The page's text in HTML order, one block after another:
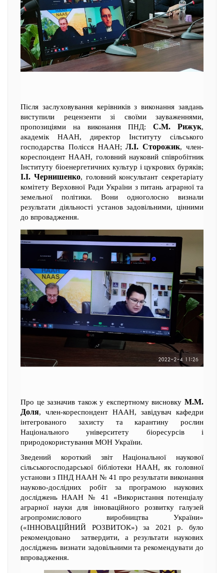
Після заслуховування керівників з виконання завдань
виступили рецензенти зі своїми зауваженнями,
пропозиціями на виконання ПНД: С.М. Рижук,
академік НААН, директор Інституту сільського
господарства Полісся НААН;Л.І. Сторожик, член-
кореспондент НААН, головний науковий співробітник
Інституту біоенергетичних культур і цукрових буряків;
І.І. Чернишенко, головний консультант секретаріату
комітету Верховної Ради України з питань аграрної та
земельної політики. Вони одноголосно визнали
результати діяльності установ задовільними, цінними
до впровадження.
Про це зазначив також у експертному висновку М.М.
Доля, член-кореспондент НААН, завідувач кафедри
інтегрованого захисту та карантину рослин
Національного університету біоресурсів і
природокористування МОН України.
Зведений короткий звіт Національної наукової
сільськогосподарської бібліотеки НААН, як головної
установи з ПНД НААН № 41 про результати виконання
науково-дослідних робіт за програмою наукових
досліджень НААН № 41 «Використання потенціалу
аграрної науки для інноваційного розвитку галузей
агропромислового виробництва України»
(«ІННОВАЦІЙНИЙ РОЗВИТОК») за 2021 р. було
рекомендовано затвердити, а результати наукових
досліджень визнати задовільними та рекомендувати до
впровадження.